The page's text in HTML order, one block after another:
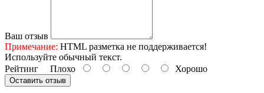
Ваш отзыв
Примечание: HTML разметка не поддерживается!
Используйте обычный текст.
Рейтинг Плохо Хорошо
Оставить отзыв